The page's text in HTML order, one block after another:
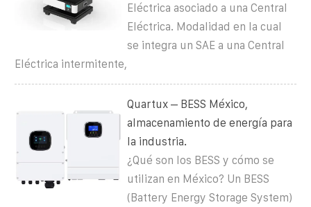
Eléctrica asociado a una Central
Eléctrica. Modalidad en la cual
se integra un SAE a una Central
Eléctrica intermitente,
Quartux – BESS México,
almacenamiento de energía para
la industria.
¿Qué son los BESS y cómo se
utilizan en México? Un BESS
(Battery Energy Storage System)